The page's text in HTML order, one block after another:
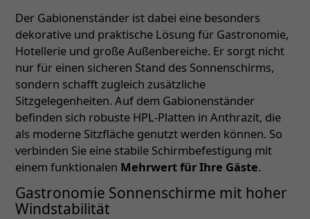
Der Gabionenständer ist dabei eine besonders
dekorative und praktische Lösung für Gastronomie,
Hotellerie und große Außenbereiche. Er sorgt nicht
nur für einen sicheren Stand des Sonnenschirms,
sondern schafft zugleich zusätzliche
Sitzgelegenheiten. Auf dem Gabionenständer
befinden sich robuste HPL-Platten in Anthrazit, die
als moderne Sitzfläche genutzt werden können. So
verbinden Sie eine stabile Schirmbefestigung mit
einem funktionalen Mehrwert für Ihre Gäste.
Gastronomie Sonnenschirme mit hoher
Windstabilität